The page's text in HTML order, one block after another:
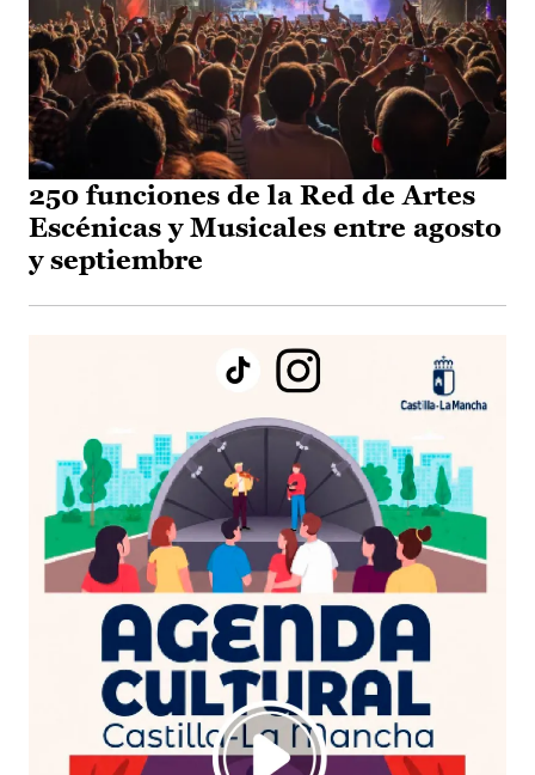
250 funciones de la Red de Artes
Escénicas y Musicales entre agosto
y septiembre